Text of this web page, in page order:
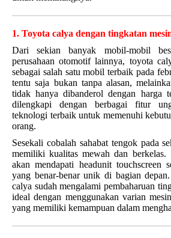
1. Toyota calya dengan tingkatan
Dari sekian banyak mobil-mobil
perusahaan otomotif lainnya, toyota
sebagai salah satu mobil terbaik pada
tentu saja bukan tanpa alasan,
tidak hanya dibanderol dengan harga
dilengkapi dengan berbagai fitur
teknologi terbaik untuk memenuhi
orang.
Sesekali cobalah sahabat tengok pada
memiliki kualitas mewah dan berkelas.
akan mendapati headunit touchscreen
yang benar-benar unik di bagian
calya sudah mengalami pembaharuan
ideal dengan menggunakan varian
yang memiliki kemampuan dalam